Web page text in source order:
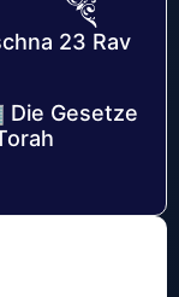
23 Rav
Die Gesetze